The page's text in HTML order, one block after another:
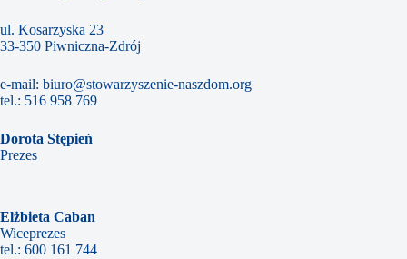
ul. Kosarzyska 23
33-350 Piwniczna-Zdrój
e-mail: biuro@stowarzyszenie-naszdom.org
tel.: 516 958 769
Dorota Stępień
Prezes
Elżbieta Caban
Wiceprezes
tel.: 600 161 744